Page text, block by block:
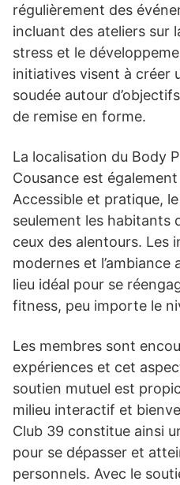
régulièrement des
incluant des ateliers sur
stress et le
initiatives visent à créer
soudée autour
de remise en forme.
La localisation du Body
Cousance est
Accessible et pratique,
seulement les habitants
ceux des alentours. Les
modernes et
lieu idéal pour se
fitness, peu importe le
Les membres sont
expériences et cet
soutien mutuel est
milieu interactif et
Club 39 constitue ainsi
pour se dépasser et
personnels. Avec le